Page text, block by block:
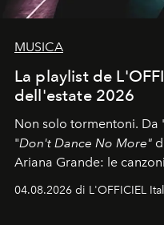
MUSICA
La playlist de
dell'estate 2026
Non solo tormentoni. Da
"Don't Dance No More"
Ariana Grande: le
colonna sonora della
04.08.2026 di L'OFFICIEL